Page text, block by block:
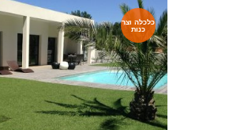
כלכלה וצר
כנות